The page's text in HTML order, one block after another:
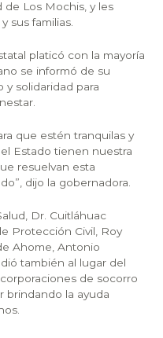
de Los Mochis, y les
sus familias.
platicó con la mayoría
se informó de su
y solidaridad para
que estén tranquilas y
Estado tienen nuestra
resuelvan esta
dijo la gobernadora.
Dr. Cuitláhuac
Protección Civil, Roy
Ahome, Antonio
también al lugar del
de socorro
brindando la ayuda